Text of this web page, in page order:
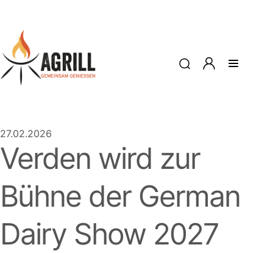
27.02.2026
Verden wird zur
Bühne der German
Dairy Show 2027